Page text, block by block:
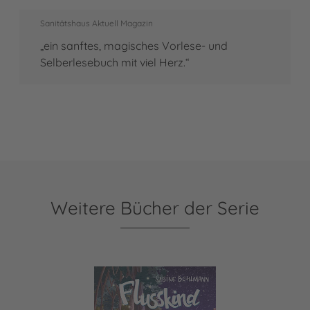
Sanitätshaus Aktuell Magazin
„ein sanftes, magisches Vorlese- und
Selberlesebuch mit viel Herz.“
Weitere Bücher der Serie